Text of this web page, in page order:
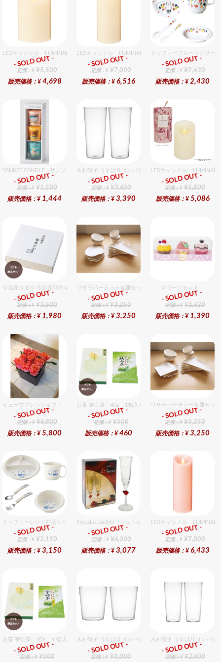
LEDキャンドル LUMINARA（ルミナラ） アイボリー ピラー3.5×5ギフトボックス入り
ギフト
定価：¥ ¥5,500
販売価格：¥ 4,698
- SOLD OUT -
LEDキャンドル LUMINARA（ルミナラ） アイボリー
ギフト
定価：¥ ¥7,000
販売価格：¥ 6,516
- SOLD OUT -
ミッフィーフルーツシリー
ギフト
定価：¥ ¥2,430
販売価格：¥ 2,430
- SOLD OUT -
YANKEE CANDLE サンプラー3個・ホルダーセット トロピカル
ギフト
定価：¥ ¥1,500
販売価格：¥ 1,444
- SOLD OUT -
木村硝子 うすはりコンパクト500cc ゾンビグラスギフト
ギフト
定価：¥ ¥3,600
販売価格：¥ 3,390
- SOLD OUT -
LEDキャンドル
ギフト
定価：¥ ¥5,800
販売価格：¥ 5,086
- SOLD OUT -
今治産タオル 今治産羽衣ギフトバスタオル 1個入セット
ギフト
定価：¥ ¥3,500
販売価格：¥ 1,980
- SOLD OUT -
ワサラパーティー丸皿セット 4種6個入りセット
ギフト
定価：¥ ¥3,250
販売価格：¥ 3,250
- SOLD OUT -
スイーツセット
ギフト
定価：¥ ¥1,620
販売価格：¥ 1,390
- SOLD OUT -
キューブアレンジギフト オレンジ
ギフト
定価：¥ ¥6,800
販売価格：¥ 5,800
- SOLD OUT -
お茶 狭山茶 40g 1箱入セット
ギフト
定価：¥ ¥500
販売価格：¥ 460
- SOLD OUT -
ワサラパーティー角皿セッ
ギフト
定価：¥ ¥3,250
販売価格：¥ 3,250
- SOLD OUT -
ミッフィーレンジ対応シリーズ セット販売商品です。
ギフト
定価：¥ ¥3,150
販売価格：¥ 3,150
- SOLD OUT -
StoLzLe LauSitz（シュトルツル ラウンジッツ） アモーレ
ギフト
定価：¥ ¥6,000
販売価格：¥ 3,077
- SOLD OUT -
LEDキャンドル
ギフト
定価：¥ ¥7,000
販売価格：¥ 6,433
- SOLD OUT -
お茶 宇治茶 40g １箱入セット
ギフト
定価：¥ ¥500
- SOLD OUT -
木村硝子 うすはりコンパクト390cc オールドグラスギフ
ギフト
定価：¥ ¥3,000
- SOLD OUT -
木村硝子 うすはりコンパク
ギフト
定価：¥ ¥2,600
- SOLD OUT -